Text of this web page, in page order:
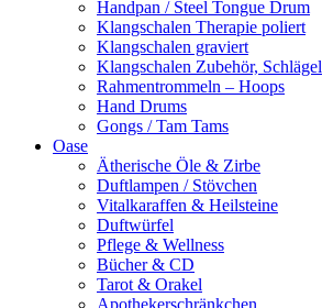
Handpan / Steel Tongue Drum
Klangschalen Therapie poliert
Klangschalen graviert
Klangschalen Zubehör, Schlägel
Rahmentrommeln – Hoops
Hand Drums
Gongs / Tam Tams
Oase
Ätherische Öle & Zirbe
Duftlampen / Stövchen
Vitalkaraffen & Heilsteine
Duftwürfel
Pflege & Wellness
Bücher & CD
Tarot & Orakel
Apothekerschränkchen